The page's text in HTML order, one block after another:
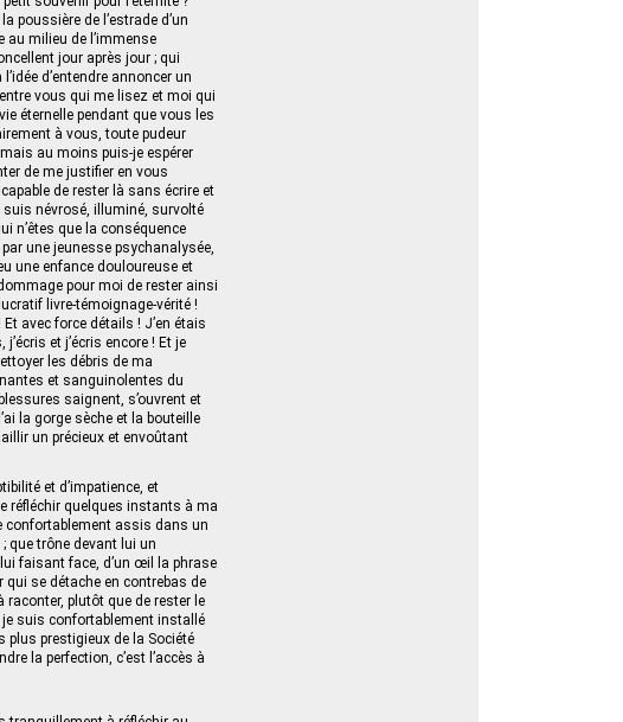
de l’estrade d’un
au milieu de l’immense
jour après jour ; qui
d’entendre annoncer un
vous qui me lisez et moi qui
éternelle pendant que vous les
à vous, toute pudeur
au moins puis-je espérer
de me justifier en vous
de rester là sans écrire et
suis névrosé, illuminé, survolté
n’êtes que la conséquence
une jeunesse psychanalysée,
une enfance douloureuse et
pour moi de rester ainsi
livre‑témoignage‑vérité !
avec force détails ! J’en étais
et j’écris encore ! Et je
les débris de ma
et sanguinolentes du
saignent, s’ouvrent et
la gorge sèche et la bouteille
un précieux et envoûtant
et d’impatience, et
réfléchir quelques instants à ma
confortablement assis dans un
que trône devant lui un
faisant face, d’un œil la phrase
qui se détache en contrebas de
raconter, plutôt que de rester le
je suis confortablement installé
plus prestigieux de la Société
la perfection, c’est l’accès à